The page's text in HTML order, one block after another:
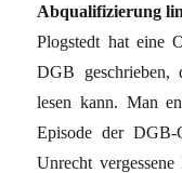
Abqualifizierung
Plogstedt hat eine
DGB geschrieben,
lesen kann. Man
Episode der DGB-
Unrecht